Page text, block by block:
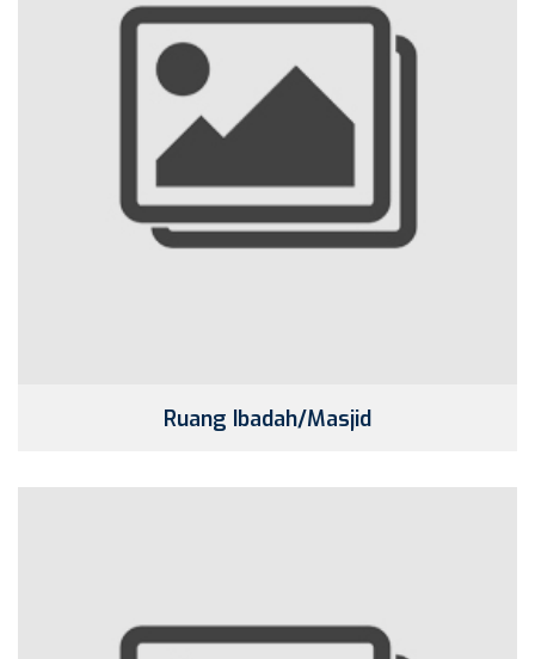
Ruang Ibadah/Masjid